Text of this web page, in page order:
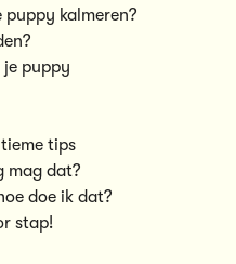
puppy kalmeren?
puppy
tips
mag dat?
doe ik dat?
stap!